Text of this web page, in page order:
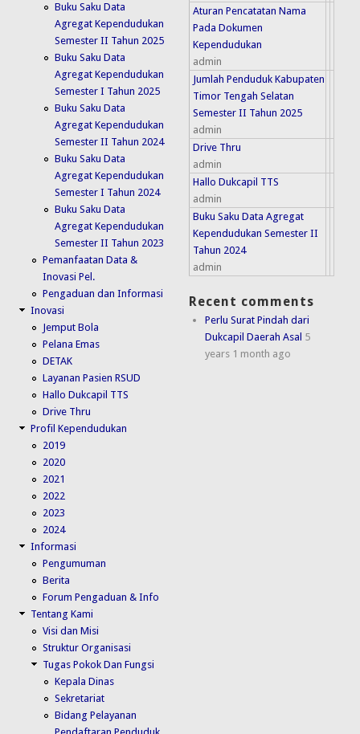
Buku Saku Data
Agregat Kependudukan
Semester II Tahun 2025
Buku Saku Data
Agregat Kependudukan
Semester I Tahun 2025
Buku Saku Data
Agregat Kependudukan
Semester II Tahun 2024
Buku Saku Data
Agregat Kependudukan
Semester I Tahun 2024
Buku Saku Data
Agregat Kependudukan
Semester II Tahun 2023
Pemanfaatan Data &
Inovasi Pel.
Pengaduan dan Informasi
Inovasi
Jemput Bola
Pelana Emas
DETAK
Layanan Pasien RSUD
Hallo Dukcapil TTS
Drive Thru
Profil Kependudukan
2019
2020
2021
2022
2023
2024
Informasi
Pengumuman
Berita
Forum Pengaduan & Info
Tentang Kami
Visi dan Misi
Struktur Organisasi
Tugas Pokok Dan Fungsi
Kepala Dinas
Sekretariat
Bidang Pelayanan
Aturan Pencatatan Nama
Pada Dokumen
Kependudukan
admin
Jumlah Penduduk Kabupaten
Timor Tengah Selatan
Semester II Tahun 2025
admin
Drive Thru
admin
Hallo Dukcapil TTS
admin
Buku Saku Data Agregat
Kependudukan Semester II
Tahun 2024
admin
Recent comments
Perlu Surat Pindah dari
Dukcapil Daerah Asal 5
years 1 month ago